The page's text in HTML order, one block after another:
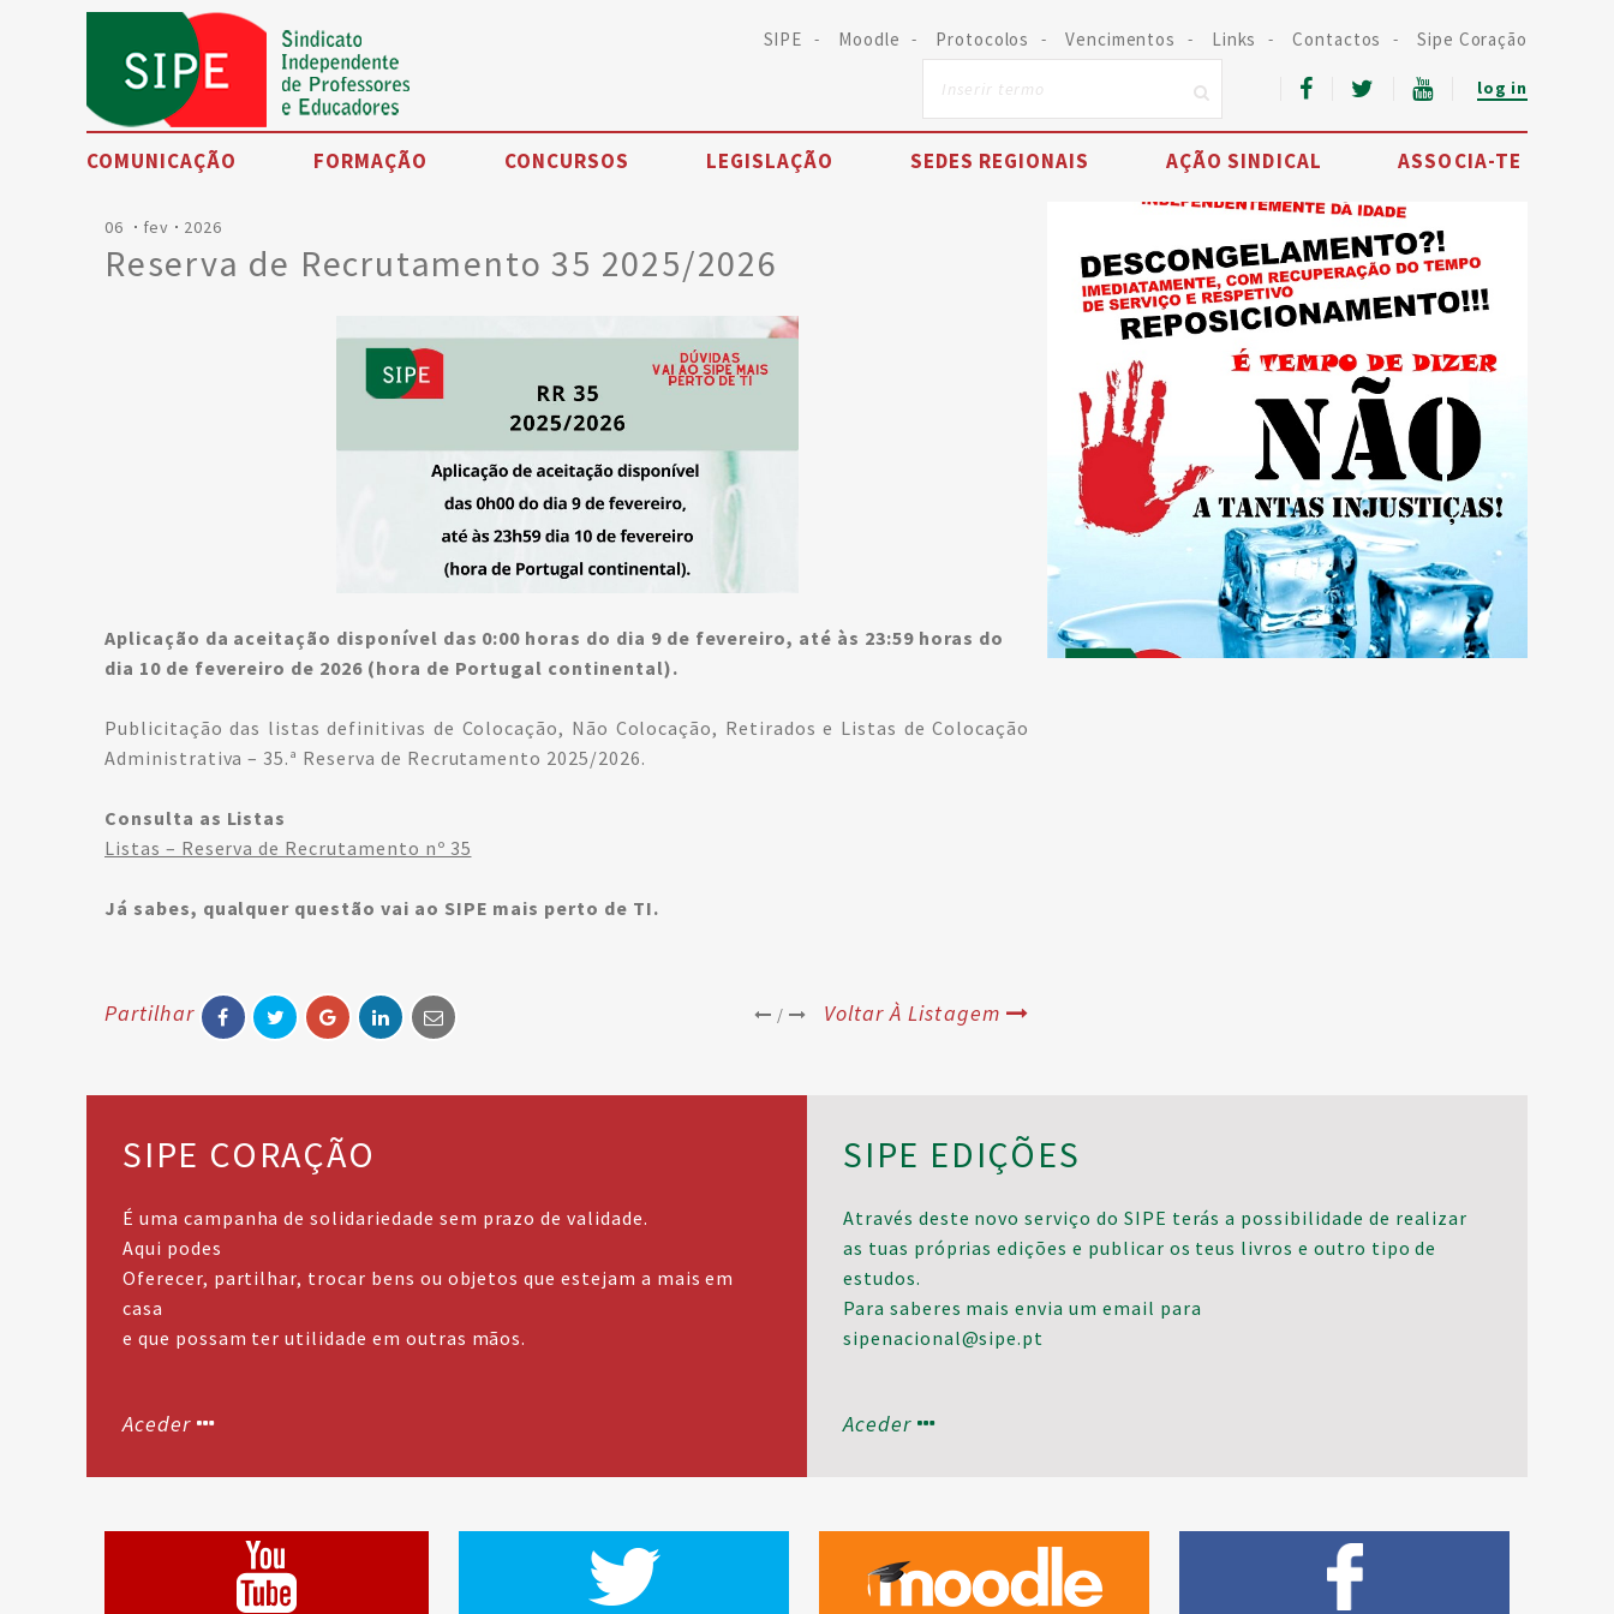
SIPE Moodle Protocolos Vencimentos Links Contactos Sipe Coração
log in
COMUNICAÇÃO
Noticias
Eventos
FORMAÇÃO CONCURSOS LEGISLAÇÃO SEDES REGIONAIS AÇÃO SINDICAL ASSOCIA-TE
06 fev 2026
Reserva de Recrutamento 35 2025/2026
Aplicação da aceitação disponível das 0:00 horas do dia 9 de fevereiro, até às 23:59 horas do
dia 10 de fevereiro de 2026 (hora de Portugal continental).
Publicitação das listas definitivas de Colocação, Não Colocação, Retirados e Listas de Colocação
Administrativa – 35.ª Reserva de Recrutamento 2025/2026.
Consulta as Listas
Listas – Reserva de Recrutamento nº 35
Já sabes, qualquer questão vai ao SIPE mais perto de TI.
Partilhar / Voltar À Listagem
SIPE CORAÇÃO
É uma campanha de solidariedade sem prazo de validade.
Aqui podes
Oferecer, partilhar, trocar bens ou objetos que estejam a mais em
casa
e que possam ter utilidade em outras mãos.
Aceder
SIPE EDIÇÕES
Através deste novo serviço do SIPE terás a possibilidade de realizar
as tuas próprias edições e publicar os teus livros e outro tipo de
estudos.
Para saberes mais envia um email para
sipenacional@sipe.pt
Aceder